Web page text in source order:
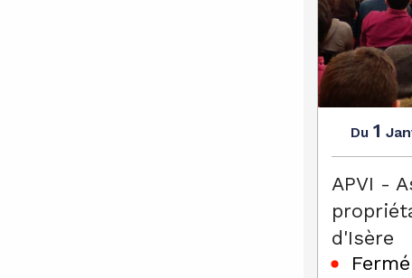
Du 1
APVI -
d'Isère